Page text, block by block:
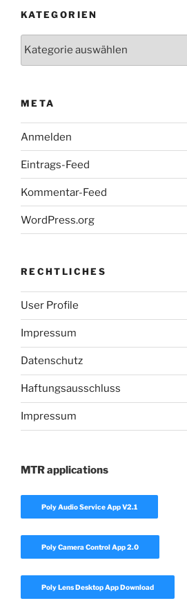
KATEGORIEN
META
Anmelden
Eintrags-Feed
Kommentar-Feed
WordPress.org
RECHTLICHES
User Profile
Impressum
Datenschutz
Haftungsausschluss
Impressum
MTR applications
Poly Audio Service App V2.1
Poly Camera Control App 2.0
Poly Lens Desktop App Download